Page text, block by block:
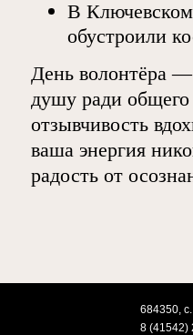
В Ключевском
обустроили
День волонтёра —
душу ради общего
отзывчивость
ваша энергия
радость от
684350,
8 (41542)